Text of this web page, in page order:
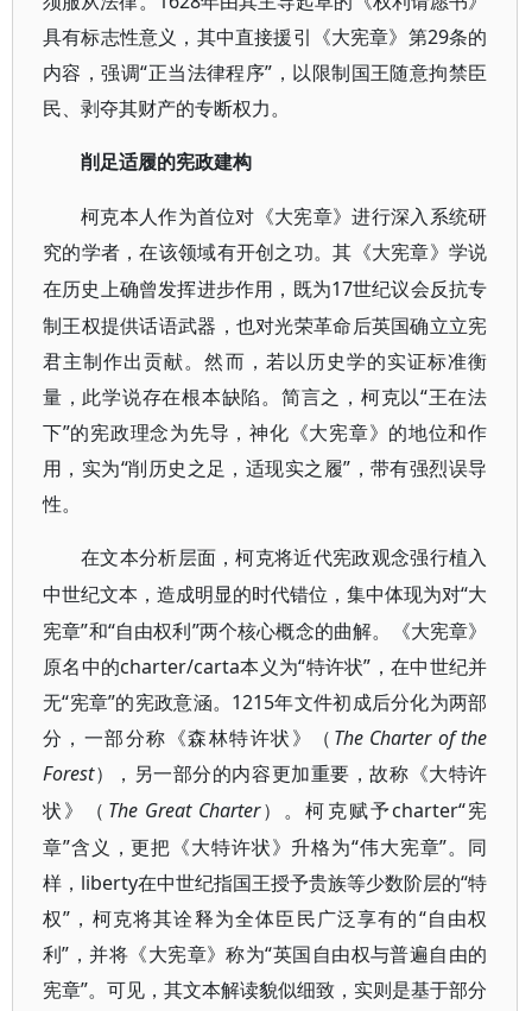
具有标志性意义，其中直接援引《大宪章》第29条的
内容，强调“正当法律程序”，以限制国王随意拘禁臣
民、剥夺其财产的专断权力。
削足适履的宪政建构
柯克本人作为首位对《大宪章》进行深入系统研
究的学者，在该领域有开创之功。其《大宪章》学说
在历史上确曾发挥进步作用，既为17世纪议会反抗专
制王权提供话语武器，也对光荣革命后英国确立立宪
君主制作出贡献。然而，若以历史学的实证标准衡
量，此学说存在根本缺陷。简言之，柯克以“王在法
下”的宪政理念为先导，神化《大宪章》的地位和作
用，实为“削历史之足，适现实之履”，带有强烈误导
性。
在文本分析层面，柯克将近代宪政观念强行植入
中世纪文本，造成明显的时代错位，集中体现为对“大
宪章”和“自由权利”两个核心概念的曲解。《大宪章》
原名中的charter/carta本义为“特许状”，在中世纪并
无“宪章”的宪政意涵。1215年文件初成后分化为两部
分，一部分称《森林特许状》（ The Charter of the
Forest），另一部分的内容更加重要，故称《大特许
状》（ The Great Charter）。柯克赋予charter“宪
章”含义，更把《大特许状》升格为“伟大宪章”。同
样，liberty在中世纪指国王授予贵族等少数阶层的“特
权”，柯克将其诠释为全体臣民广泛享有的“自由权
利”，并将《大宪章》称为“英国自由权与普遍自由的
宪章”。可见，其文本解读貌似细致，实则是基于部分